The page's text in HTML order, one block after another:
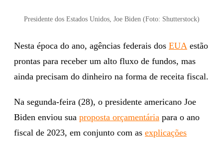
Presidente dos Estados Unidos, Joe Biden (Foto: Shutterstock)
Nesta época do ano, agências federais dos EUA estão
prontas para receber um alto fluxo de fundos, mas
ainda precisam do dinheiro na forma de receita fiscal.
Na segunda-feira (28), o presidente americano Joe
Biden enviou sua proposta orçamentária para o ano
fiscal de 2023, em conjunto com as explicações